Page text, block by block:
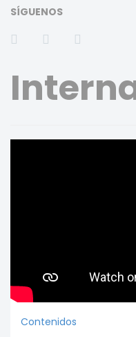
SÍGUENOS
Contenidos